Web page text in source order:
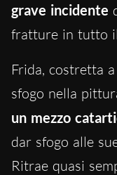
grave incidente
fratture in tutto
Frida, costretta
sfogo nella
un mezzo
dar sfogo alle
Ritrae quasi